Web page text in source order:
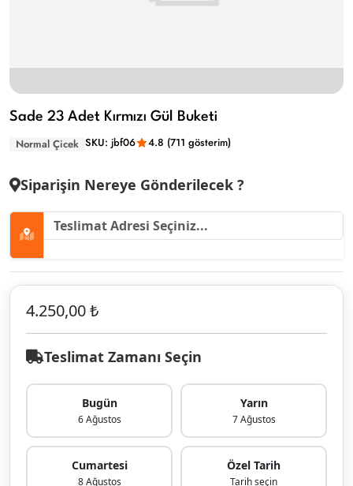
Sade 23 Adet Kırmızı Gül Buketi
Normal Çicek SKU: jbf06 4.8 (711 gösterim)
Siparişin Nereye Gönderilecek ?
4.250,00 ₺
Teslimat Zamanı Seçin
Bugün
6 Ağustos
Yarın
7 Ağustos
Cumartesi
8 Ağustos
Özel Tarih
Tarih seçin